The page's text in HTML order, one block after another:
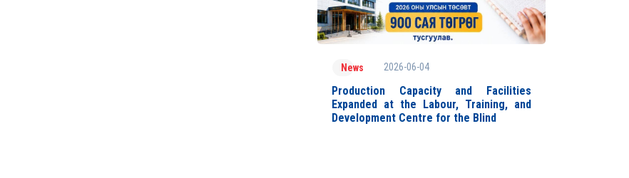
News 2026-06-04
Production Capacity and Facilities
Expanded at the Labour, Training, and
Development Centre for the Blind